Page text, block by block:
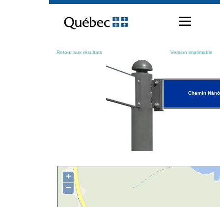
contenu
Retour aux résultats Version imprimable
Chemin
+
−